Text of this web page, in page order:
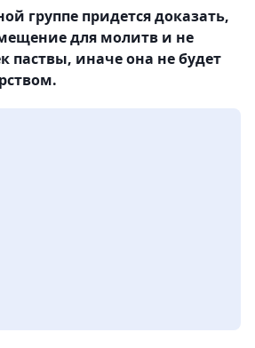
группе придется доказать,
для молитв и не
паствы, иначе она не будет